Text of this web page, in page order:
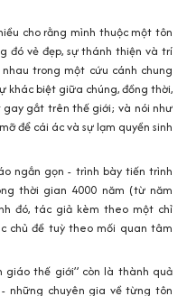
cho rằng mình thuộc một tôn
đó vẻ đẹp, sự thánh thiện và trí
trong một cứu cánh chung
khác biệt giữa chúng, đồng thời,
gắt trên thế giới; và nói như
để cái ác và sự lạm quyền sinh
ngắn gọn - trình bày tiến trình
thời gian 4000 năm (từ năm
đó, tác giả kèm theo một chỉ
chủ đề tuỳ theo mối quan tâm
giáo thế giới” còn là thành quả
những chuyên gia về từng tôn
chọn lọc từ một lượng đồ sộ